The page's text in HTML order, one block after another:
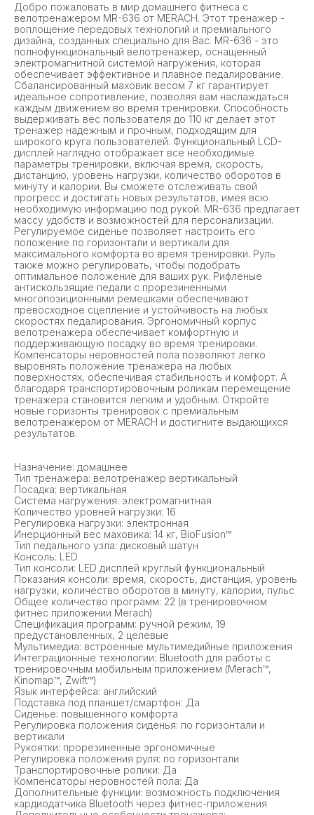
Добро пожаловать в мир домашнего фитнеса с
велотренажером MR-636 от MERACH. Этот тренажер -
воплощение передовых технологий и премиального
дизайна, созданных специально для Вас. MR-636 - это
полнофункциональный велотренажер, оснащенный
электромагнитной системой нагружения, которая
обеспечивает эффективное и плавное педалирование.
Сбалансированный маховик весом 7 кг гарантирует
идеальное сопротивление, позволяя вам наслаждаться
каждым движением во время тренировки. Способность
выдерживать вес пользователя до 110 кг делает этот
тренажер надежным и прочным, подходящим для
широкого круга пользователей. Функциональный LCD-
дисплей наглядно отображает все необходимые
параметры тренировки, включая время, скорость,
дистанцию, уровень нагрузки, количество оборотов в
минуту и калории. Вы сможете отслеживать свой
прогресс и достигать новых результатов, имея всю
необходимую информацию под рукой. MR-636 предлагает
массу удобств и возможностей для персонализации.
Регулируемое сиденье позволяет настроить его
положение по горизонтали и вертикали для
максимального комфорта во время тренировки. Руль
также можно регулировать, чтобы подобрать
оптимальное положение для ваших рук. Рифленые
антискользящие педали с прорезиненными
многопозиционными ремешками обеспечивают
превосходное сцепление и устойчивость на любых
скоростях педалирования. Эргономичный корпус
велотренажера обеспечивает комфортную и
поддерживающую посадку во время тренировки.
Компенсаторы неровностей пола позволяют легко
выровнять положение тренажера на любых
поверхностях, обеспечивая стабильность и комфорт. А
благодаря транспортировочным роликам перемещение
тренажера становится легким и удобным. Откройте
новые горизонты тренировок с премиальным
велотренажером от MERACH и достигните выдающихся
результатов.
Назначение: домашнее
Тип тренажера: велотренажер вертикальный
Посадка: вертикальная
Система нагружения: электромагнитная
Количество уровней нагрузки: 16
Регулировка нагрузки: электронная
Инерционный вес маховика: 14 кг, BioFusion™
Тип педального узла: дисковый шатун
Консоль: LED
Тип консоли: LED дисплей круглый функциональный
Показания консоли: время, скорость, дистанция, уровень
нагрузки, количество оборотов в минуту, калории, пульс
Общее количество программ: 22 (в тренировочном
фитнес приложении Merach)
Спецификация программ: ручной режим, 19
предустановленных, 2 целевые
Мультимедиа: встроенные мультимедийные приложения
Интеграционные технологии: Bluetooth для работы с
тренировочным мобильным приложением (Merach™,
Kinomap™, Zwift™)
Язык интерфейса: английский
Подставка под планшет/смартфон: Да
Сиденье: повышенного комфорта
Регулировка положения сиденья: по горизонтали и
вертикали
Рукоятки: прорезиненные эргономичные
Регулировка положения руля: по горизонтали
Транспортировочные ролики: Да
Компенсаторы неровностей пола: Да
Дополнительные функции: возможность подключения
кардиодатчика Bluetooth через фитнес-приложения